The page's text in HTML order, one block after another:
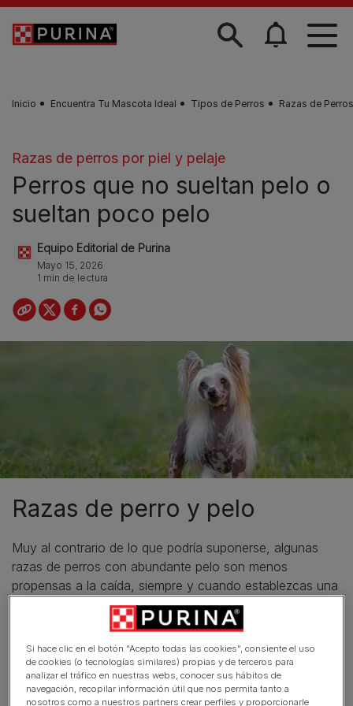
Skip to main content
Inicio Encuentra Tu Mascota Ideal Tipos de Perros Razas de
Razas de perros por piel y pelaje
Perros que no sueltan pelo o
sueltan poco pelo
Equipo Editorial de Purina
Mayo 15, 2026
1 min de lectura
Razas de perro y pelo
Muy al contrario de lo que podría suponerse, algunas
razas de perros con abundante pelo son menos
propensas a la caída, siempre y cuando establezcas una
rutina de cepillado diario.
Si hace clic en el botón “Acepto todas las cookies”, consiente el uso
de cookies (o tecnologías similares) propias y de terceros para
analizar el tráfico en nuestras webs, conocer sus hábitos de
navegación, recopilar información útil que nos permita tanto a
nosotros como a nuestros partners crear perfiles y proporcionarle